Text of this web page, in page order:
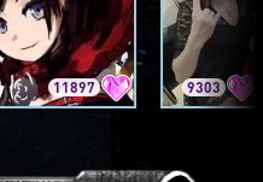
11897 9303